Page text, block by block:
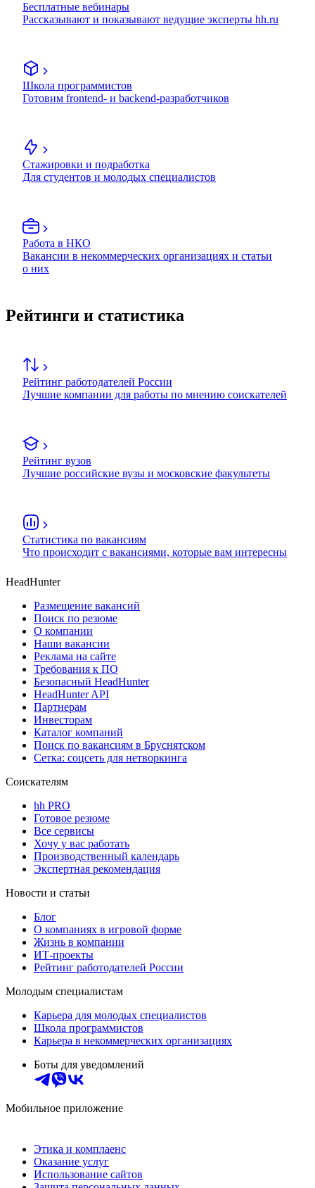
Бесплатные вебинары
Рассказывают и показывают ведущие эксперты hh.ru
Школа программистов
Готовим frontend- и backend-разработчиков
Стажировки и подработка
Для студентов и молодых специалистов
Работа в НКО
Вакансии в некоммерческих организациях и статьи
о них
Рейтинги и статистика
Рейтинг работодателей России
Лучшие компании для работы по мнению соискателей
Рейтинг вузов
Лучшие российские вузы и московские факультеты
Статистика по вакансиям
Что происходит с вакансиями, которые вам интересны
HeadHunter
Размещение вакансий
Поиск по резюме
О компании
Наши вакансии
Реклама на сайте
Требования к ПО
Безопасный HeadHunter
HeadHunter API
Партнерам
Инвесторам
Каталог компаний
Поиск по вакансиям в Бруснятском
Сетка: соцсеть для нетворкинга
Соискателям
hh PRO
Готовое резюме
Все сервисы
Хочу у вас работать
Производственный календарь
Экспертная рекомендация
Новости и статьи
Блог
О компаниях в игровой форме
Жизнь в компании
ИТ-проекты
Рейтинг работодателей России
Молодым специалистам
Карьера для молодых специалистов
Школа программистов
Карьера в некоммерческих организациях
Боты для уведомлений
Мобильное приложение
Этика и комплаенс
Оказание услуг
Использование сайтов